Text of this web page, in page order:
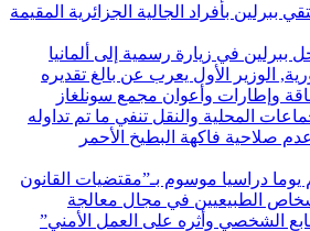
ببرلين بأفراد الجالية الجزائرية المقيمة
ببرلين في زيارة رسمية إلى ألمانيا
الوزير الأول يعرب عن بالغ تقديره
وإطارات وأعوان مجمع سونلغاز
المحلية والنقل تنفي ما تم تداوله
صلاحية فاكهة البطيخ الأحمر
يوما دراسيا موسوم بـ”مقتضيات القانون
الطبيعيين في مجال معالجة
الشخصي وأثره على العمل الأمني”